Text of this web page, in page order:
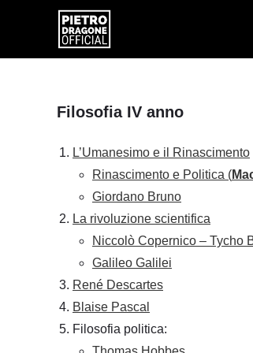
Filosofia IV anno
L’Umanesimo e il Rinascimento
Rinascimento e Politica (
Giordano Bruno
La rivoluzione scientifica
Niccolò Copernico – Tycho
Galileo Galilei
René Descartes
Blaise Pascal
Filosofia politica: